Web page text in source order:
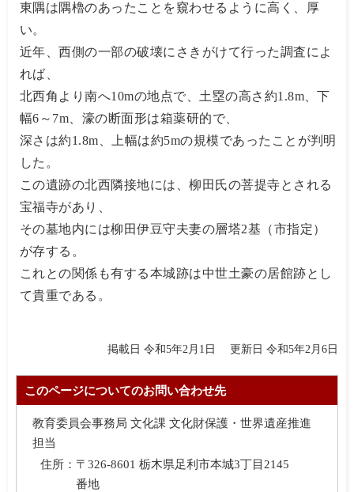
東隅は隅櫓のあったことを窺わせるように高く、厚
い。
近年、西側の一部の破壊にさきがけて行った調査によ
れば、
北西角より南へ10mの地点で、土塁の高さ約1.8m、下
幅6～7m、濠の断面形は箱薬研的で、
深さは約1.8m、上幅は約5mの規模であったことが判明
した。
この遺跡の北西隣接地には、柳田氏の菩提寺とされる
宝福寺があり、
その墓地内には柳田伊豆守夫妻の層塔2基（市指定）
が存する。
これとの関係も有する本城跡は中世土豪の居館跡とし
て貴重である。
掲載日 令和5年2月1日 更新日 令和5年2月6日
このページについてのお問い合わせ先
教育委員会事務局 文化課 文化財保護・世界遺産推進
担当
住所： 〒326-8601 栃木県足利市本城3丁目2145
番地